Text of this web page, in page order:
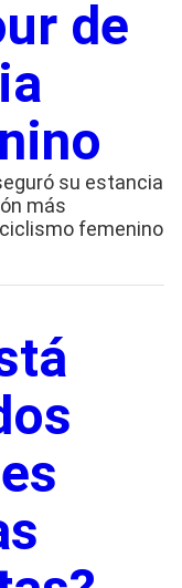
de
su estancia
más
femenino